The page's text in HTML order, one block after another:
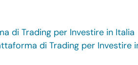
di Trading per Investire in Italia
di Trading per Investire